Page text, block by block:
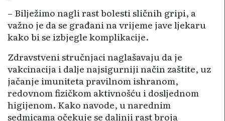
– Bilježimo nagli rast bolesti sličnih gripi, a
važno je da se građani na vrijeme jave ljekaru
kako bi se izbjegle komplikacije.
Zdravstveni stručnjaci naglašavaju da je
vakcinacija i dalje najsigurniji način zaštite, uz
jačanje imuniteta pravilnom ishranom,
redovnom fizičkom aktivnošću i dosljednom
higijenom. Kako navode, u narednim
sedmicama očekuje se daljnji rast broja